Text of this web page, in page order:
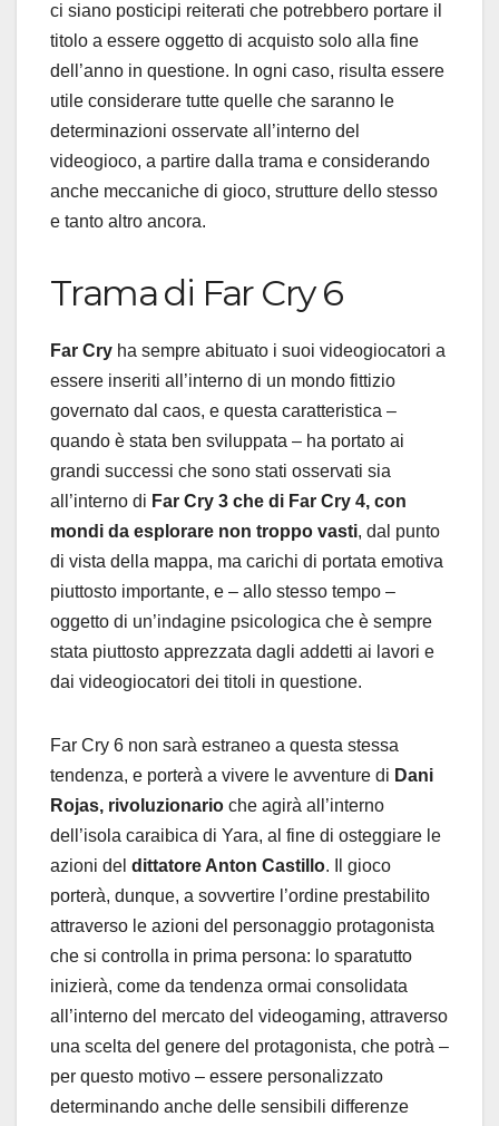
ci siano posticipi reiterati che potrebbero portare il
titolo a essere oggetto di acquisto solo alla fine
dell’anno in questione. In ogni caso, risulta essere
utile considerare tutte quelle che saranno le
determinazioni osservate all’interno del
videogioco, a partire dalla trama e considerando
anche meccaniche di gioco, strutture dello stesso
e tanto altro ancora.
Trama di Far Cry 6
Far Cry ha sempre abituato i suoi videogiocatori a
essere inseriti all’interno di un mondo fittizio
governato dal caos, e questa caratteristica –
quando è stata ben sviluppata – ha portato ai
grandi successi che sono stati osservati sia
all’interno di Far Cry 3 che di Far Cry 4, con
mondi da esplorare non troppo vasti, dal punto
di vista della mappa, ma carichi di portata emotiva
piuttosto importante, e – allo stesso tempo –
oggetto di un’indagine psicologica che è sempre
stata piuttosto apprezzata dagli addetti ai lavori e
dai videogiocatori dei titoli in questione.
Far Cry 6 non sarà estraneo a questa stessa
tendenza, e porterà a vivere le avventure di Dani
Rojas, rivoluzionario che agirà all’interno
dell’isola caraibica di Yara, al fine di osteggiare le
azioni del dittatore Anton Castillo. Il gioco
porterà, dunque, a sovvertire l’ordine prestabilito
attraverso le azioni del personaggio protagonista
che si controlla in prima persona: lo sparatutto
inizierà, come da tendenza ormai consolidata
all’interno del mercato del videogaming, attraverso
una scelta del genere del protagonista, che potrà –
per questo motivo – essere personalizzato
determinando anche delle sensibili differenze